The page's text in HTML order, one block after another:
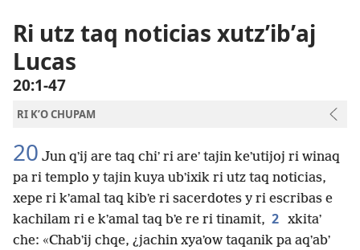
ri
Biblia
Ri utz taq noticias xutzʼibʼaj
Lucas
20:1-47
RI KʼO CHUPAM
20 Jun qʼij are taq chiʼ ri areʼ tajin keʼutijoj ri winaq
pa ri templo y tajin kuya ubʼixik ri utz taq noticias,
xepe ri kʼamal taq kibʼe ri sacerdotes y ri escribas e
kachilam ri e kʼamal taq bʼe re ri tinamit, 2 xkitaʼ
che: «Chabʼij chqe, ¿jachin xyaʼow taqanik pa aqʼabʼ